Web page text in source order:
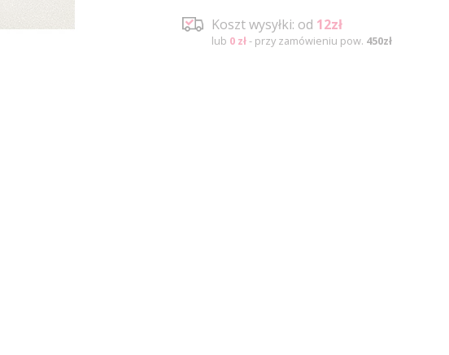
Koszt wysyłki: od 12zł
lub 0 zł- przy zamówieniu pow. 450zł